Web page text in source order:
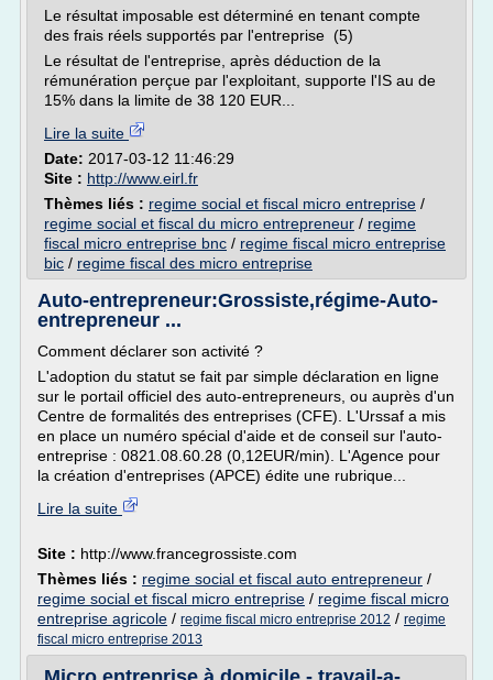
Le résultat imposable est déterminé en tenant compte
des frais réels supportés par l'entreprise (5)
Le résultat de l'entreprise, après déduction de la
rémunération perçue par l'exploitant, supporte l'IS au de
15% dans la limite de 38 120 EUR...
Lire la suite
Date: 2017-03-12 11:46:29
Site : http://www.eirl.fr
Thèmes liés : regime social et fiscal micro entreprise /
regime social et fiscal du micro entrepreneur / regime
fiscal micro entreprise bnc / regime fiscal micro entreprise
bic / regime fiscal des micro entreprise
Auto-entrepreneur:Grossiste,régime-Auto-
entrepreneur ...
Comment déclarer son activité ?
L'adoption du statut se fait par simple déclaration en ligne
sur le portail officiel des auto-entrepreneurs, ou auprès d'un
Centre de formalités des entreprises (CFE). L'Urssaf a mis
en place un numéro spécial d'aide et de conseil sur l'auto-
entreprise : 0821.08.60.28 (0,12EUR/min). L'Agence pour
la création d'entreprises (APCE) édite une rubrique...
Lire la suite
Site : http://www.francegrossiste.com
Thèmes liés : regime social et fiscal auto entrepreneur /
regime social et fiscal micro entreprise / regime fiscal micro
entreprise agricole / regime fiscal micro entreprise 2012 / regime
fiscal micro entreprise 2013